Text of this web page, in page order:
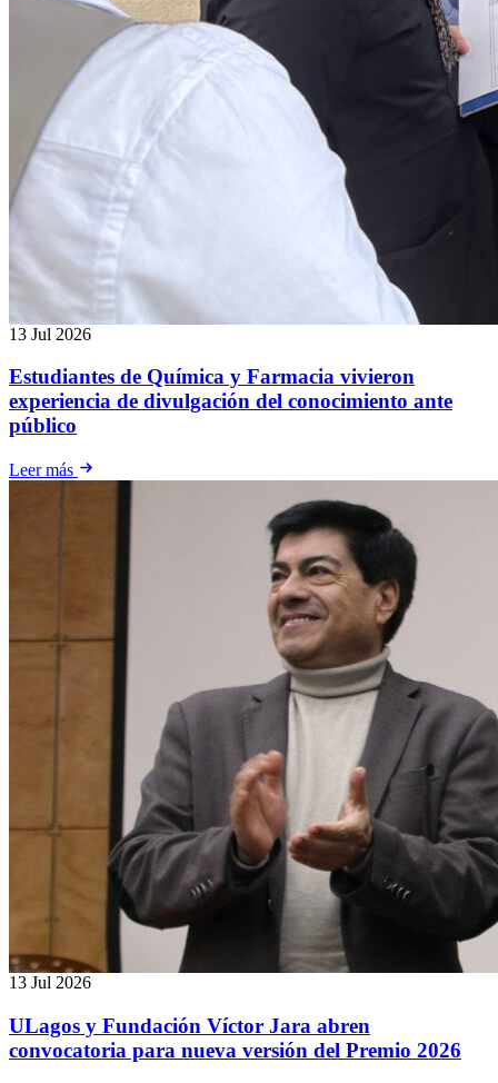
13 Jul 2026
Estudiantes de Química y Farmacia vivieron
experiencia de divulgación del conocimiento ante
público
Leer más
13 Jul 2026
ULagos y Fundación Víctor Jara abren
convocatoria para nueva versión del Premio 2026